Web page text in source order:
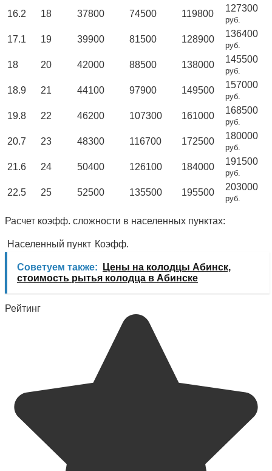
16.2 18 37800 74500 119800
127300
руб.
17.1 19 39900 81500 128900
136400
руб.
18 20 42000 88500 138000
145500
руб.
18.9 21 44100 97900 149500
157000
руб.
19.8 22 46200 107300 161000
168500
руб.
20.7 23 48300 116700 172500
180000
руб.
21.6 24 50400 126100 184000
191500
руб.
22.5 25 52500 135500 195500
203000
руб.
Расчет коэфф. сложности в населенных пунктах:
Населенный пункт Коэфф.
Советуем также:
Цены на колодцы Абинск,
стоимость рытья колодца в Абинске
Рейтинг